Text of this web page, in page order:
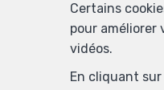
Certains
pour améliorer
vidéos.
En cliquant